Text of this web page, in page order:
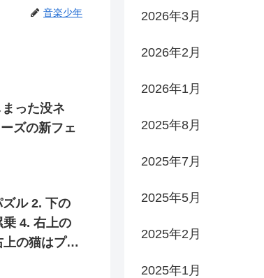
音楽少年
ル 2. 下の
4. 右上の
の猫はプレ
2026年3月
2026年2月
2026年1月
2025年8月
2025年7月
2025年5月
2025年2月
2025年1月